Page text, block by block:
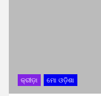
କ୍ରୀଡ଼ା ମୋ ଓଡ଼ିଶା